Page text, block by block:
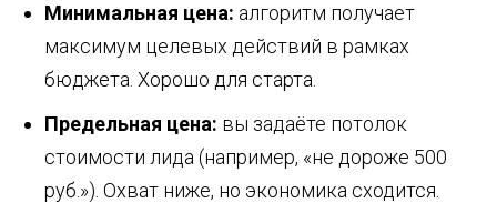
Минимальная цена: алгоритм получает
максимум целевых действий в рамках
бюджета. Хорошо для старта.
Предельная цена: вы задаёте потолок
стоимости лида (например, «не дороже 500
руб.»). Охват ниже, но экономика сходится.